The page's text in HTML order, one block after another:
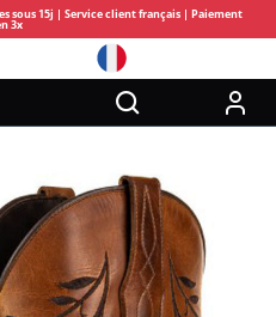
sous 15j | Service client français | Paiement
3x